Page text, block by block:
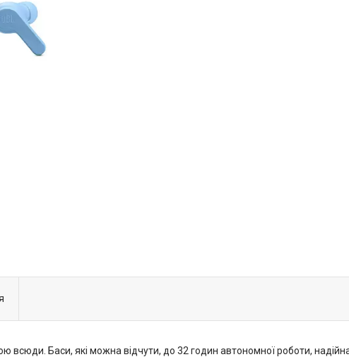
всюди. Баси, які можна відчути, до 32 годин автономної роботи,